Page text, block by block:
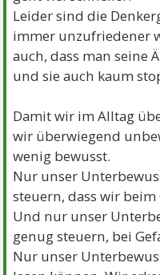
Leider sind die
immer unzufriedener
auch, dass man seine
und sie auch kaum
Damit wir im Alltag
wir überwiegend
wenig bewusst.
Nur unser
steuern, dass wir
Und nur unser
genug steuern, bei
Nur unser